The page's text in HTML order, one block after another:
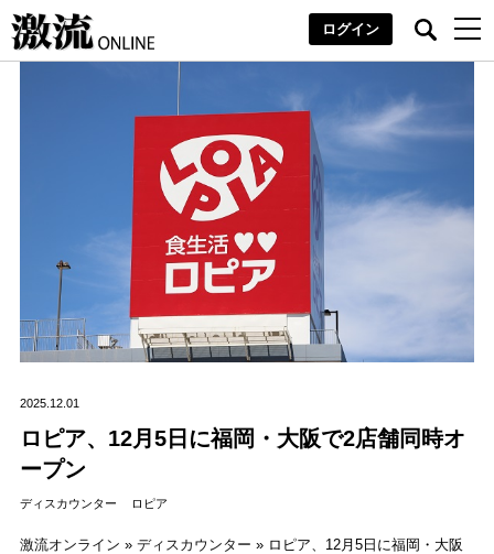
ログイン
2025.12.01
ロピア、12月5日に福岡・大阪で2店舗同時オ
ープン
ディスカウンター ロピア
激流オンライン » ディスカウンター » ロピア、12月5日に福岡・大阪